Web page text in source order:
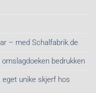
– med Schalfabrik.de
bedrukken
unike skjerf hos